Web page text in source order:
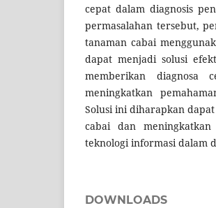
cepat dalam diagnosis
permasalahan tersebut,
tanaman cabai
dapat menjadi solusi
memberikan diagnosa
meningkatkan
Solusi ini diharapkan
cabai dan
teknologi informasi dalam
DOWNLOADS